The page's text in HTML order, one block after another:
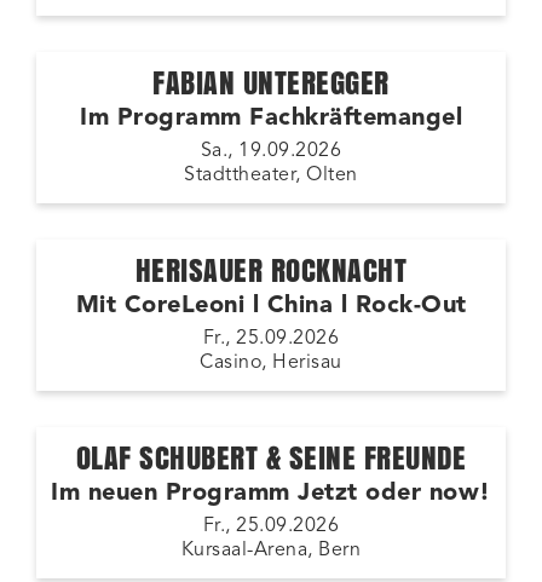
FABIAN UNTEREGGER
Im Programm Fachkräftemangel
Sa., 19.09.2026
Stadttheater, Olten
HERISAUER ROCKNACHT
Mit CoreLeoni l China l Rock-Out
Fr., 25.09.2026
Casino, Herisau
OLAF SCHUBERT & SEINE FREUNDE
Im neuen Programm Jetzt oder now!
Fr., 25.09.2026
Kursaal-Arena, Bern